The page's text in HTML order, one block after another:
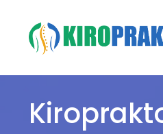
indhold